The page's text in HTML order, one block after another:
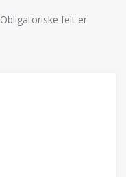
Obligatoriske felt er